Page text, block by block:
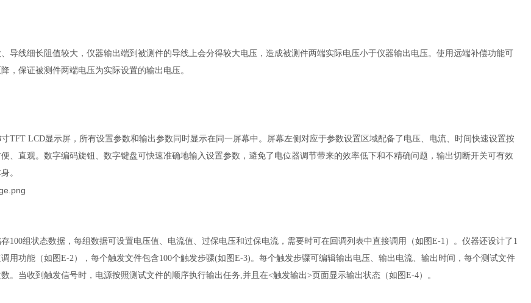
导线细长阻值较大，仪器输出端到被测件的导线上会分得较大电压，造成被测件两端实际电压小于仪器输出电压。使用远端补偿功能可
，保证被测件两端电压为实际设置的输出电压。
寸TFT LCD显示屏，所有设置参数和输出参数同时显示在同一屏幕中。屏幕左侧对应于参数设置区域配备了电压、电流、时间快速设置按
、直观。数字编码旋钮、数字键盘可快速准确地输入设置参数，避免了电位器调节带来的效率低下和不精确问题，输出切断开关可有效
。
100组状态数据，每组数据可设置电压值、电流值、过保电压和过保电流，需要时可在回调列表中直接调用（如图E-1）。仪器还设计了1
用功能（如图E-2），每个触发文件包含100个触发步骤(如图E-3)。每个触发步骤可编辑输出电压、输出电流、输出时间，每个测试文件
。当收到触发信号时，电源按照测试文件的顺序执行输出任务,并且在<触发输出>页面显示输出状态（如图E-4）。